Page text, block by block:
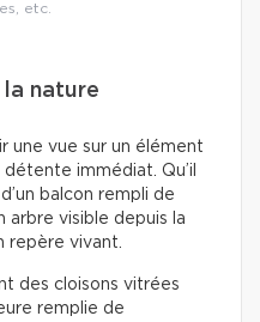
etc.
nature
une vue sur un élément
immédiat. Qu’il
balcon rempli de
arbre visible depuis la
repère vivant.
des cloisons vitrées
remplie de